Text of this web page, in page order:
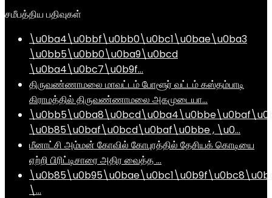
சமீபத்திய பதிவுகள்
\u0ba4\u0bbf\u0bb0\u0bc1\u0bae\u0ba3
\u0bb5\u0bb0\u0ba9\u0bcd
\u0ba4\u0bc7\u0b9f…
திருவண்ணாமலை மாவட்டம் போளூர் வட்டம் கஸ்தம்பாடி
கிராமத்தில் திருவண்ணாமலை அகமுடையா…
\u0b85\u0baf\u0bcd\u0baf\u0bbe , \u0…
மீனாட்சி அம்மன் கோவில் கோபுரத்தில் தேசியக் கொடியை
ஏற்றி பிரிட்டிசாரை அதிர வைத்த …
\…